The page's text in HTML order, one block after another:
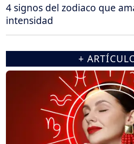
4 signos del zodiaco que
intensidad
+